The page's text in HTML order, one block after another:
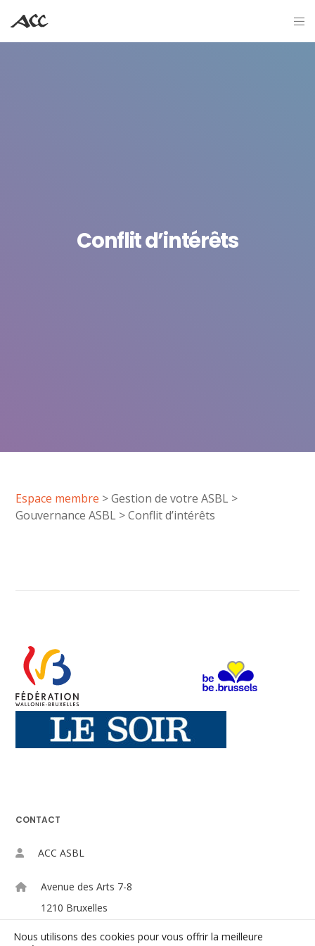
Conflit d’intérêts
Espace membre >Gestion de votre ASBL >
Gouvernance ASBL >Conflit d’intérêts
CONTACT
ACC ASBL
Avenue des Arts 7-8
1210 Bruxelles
+32-(0)2/223.09.98
Nous utilisons des cookies pour vous offrir la meilleure